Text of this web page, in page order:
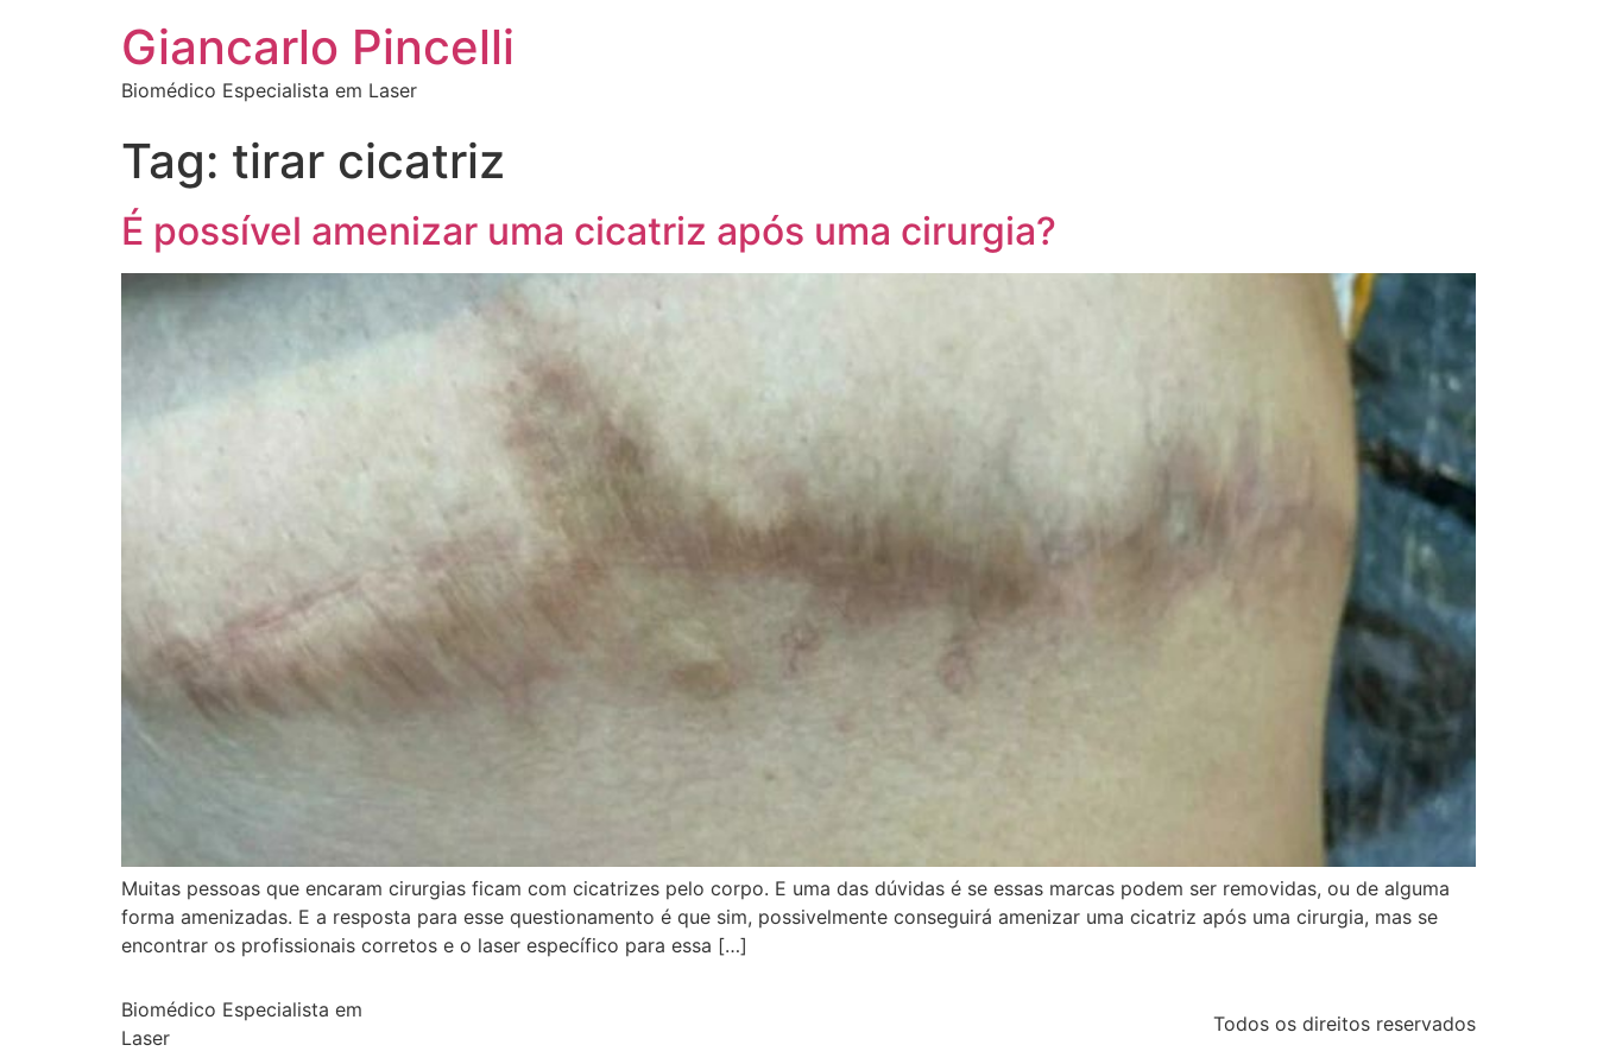
Giancarlo Pincelli
Biomédico Especialista em Laser
Tag: tirar cicatriz
É possível amenizar uma cicatriz após uma cirurgia?
Muitas pessoas que encaram cirurgias ficam com cicatrizes pelo corpo. E uma das dúvidas é se essas marcas podem ser removidas, ou de alguma
forma amenizadas. E a resposta para esse questionamento é que sim, possivelmente conseguirá amenizar uma cicatriz após uma cirurgia, mas se
encontrar os profissionais corretos e o laser específico para essa […]
Biomédico Especialista em
Laser
Todos os direitos reservados